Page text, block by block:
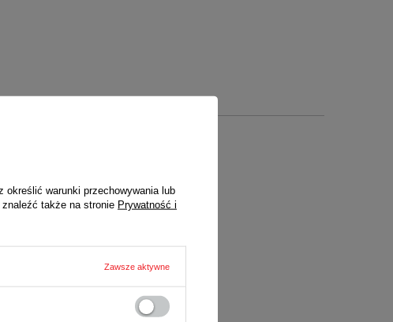
określić warunki przechowywania lub
także na stronie Prywatność i
Zawsze aktywne